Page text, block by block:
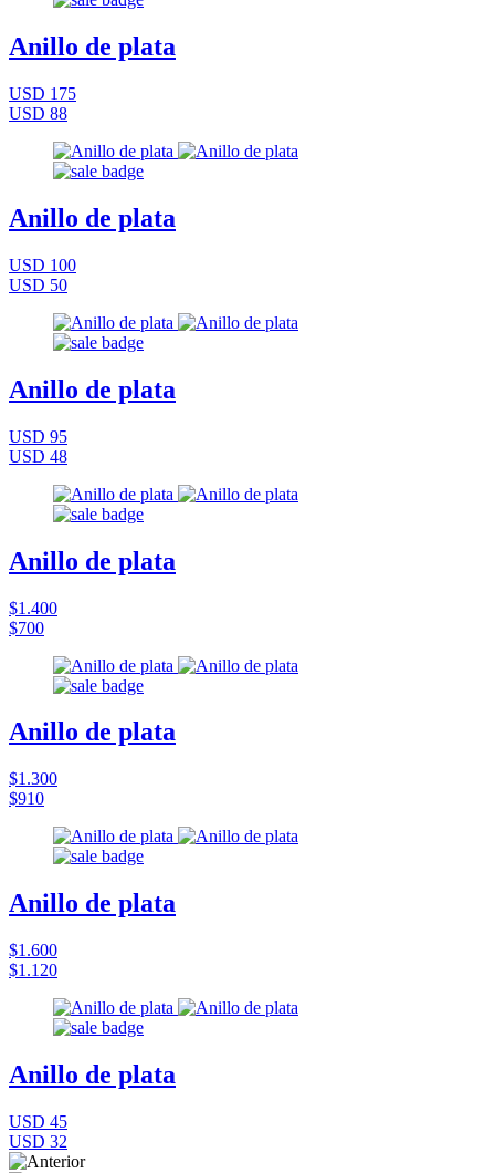
Anillo de plata
USD 175
USD 88
Anillo de plata
USD 100
USD 50
Anillo de plata
USD 95
USD 48
Anillo de plata
$1.400
$700
Anillo de plata
$1.300
$910
Anillo de plata
$1.600
$1.120
Anillo de plata
USD 45
USD 32